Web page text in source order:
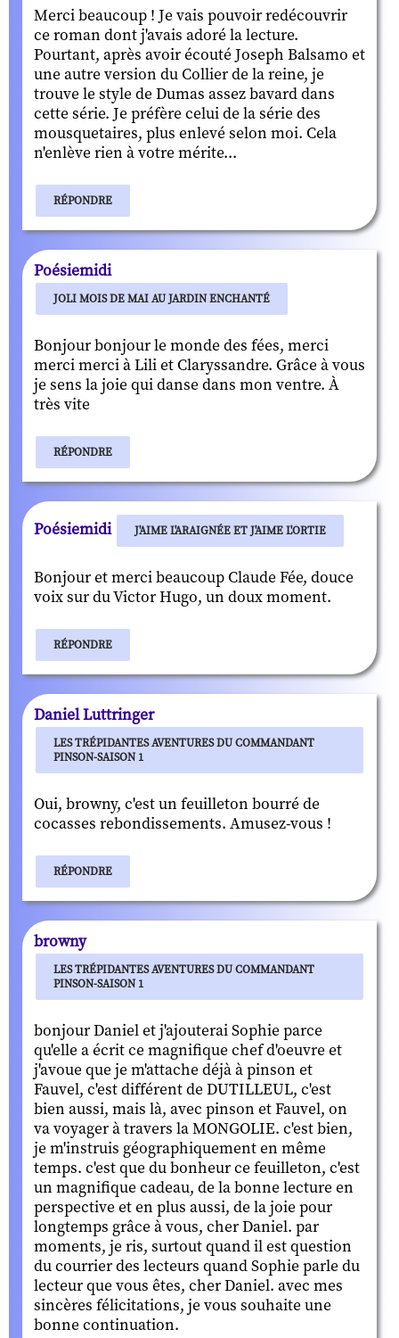
Merci beaucoup ! Je vais pouvoir redécouvrir
ce roman dont j'avais adoré la lecture.
Pourtant, après avoir écouté Joseph Balsamo et
une autre version du Collier de la reine, je
trouve le style de Dumas assez bavard dans
cette série. Je préfère celui de la série des
mousquetaires, plus enlevé selon moi. Cela
n'enlève rien à votre mérite...
RÉPONDRE
Poésiemidi
JOLI MOIS DE MAI AU JARDIN ENCHANTÉ
Bonjour bonjour le monde des fées, merci
merci merci à Lili et Claryssandre. Grâce à vous
je sens la joie qui danse dans mon ventre. À
très vite
RÉPONDRE
Poésiemidi J'AIME L'ARAIGNÉE ET J'AIME L'ORTIE
Bonjour et merci beaucoup Claude Fée, douce
voix sur du Victor Hugo, un doux moment.
RÉPONDRE
Daniel Luttringer
LES TRÉPIDANTES AVENTURES DU COMMANDANT
PINSON-SAISON 1
Oui, browny, c'est un feuilleton bourré de
cocasses rebondissements. Amusez-vous !
RÉPONDRE
browny
LES TRÉPIDANTES AVENTURES DU COMMANDANT
PINSON-SAISON 1
bonjour Daniel et j'ajouterai Sophie parce
qu'elle a écrit ce magnifique chef d'oeuvre et
j'avoue que je m'attache déjà à pinson et
Fauvel, c'est différent de DUTILLEUL, c'est
bien aussi, mais là, avec pinson et Fauvel, on
va voyager à travers la MONGOLIE. c'est bien,
je m'instruis géographiquement en même
temps. c'est que du bonheur ce feuilleton, c'est
un magnifique cadeau, de la bonne lecture en
perspective et en plus aussi, de la joie pour
longtemps grâce à vous, cher Daniel. par
moments, je ris, surtout quand il est question
du courrier des lecteurs quand Sophie parle du
lecteur que vous êtes, cher Daniel. avec mes
sincères félicitations, je vous souhaite une
bonne continuation.